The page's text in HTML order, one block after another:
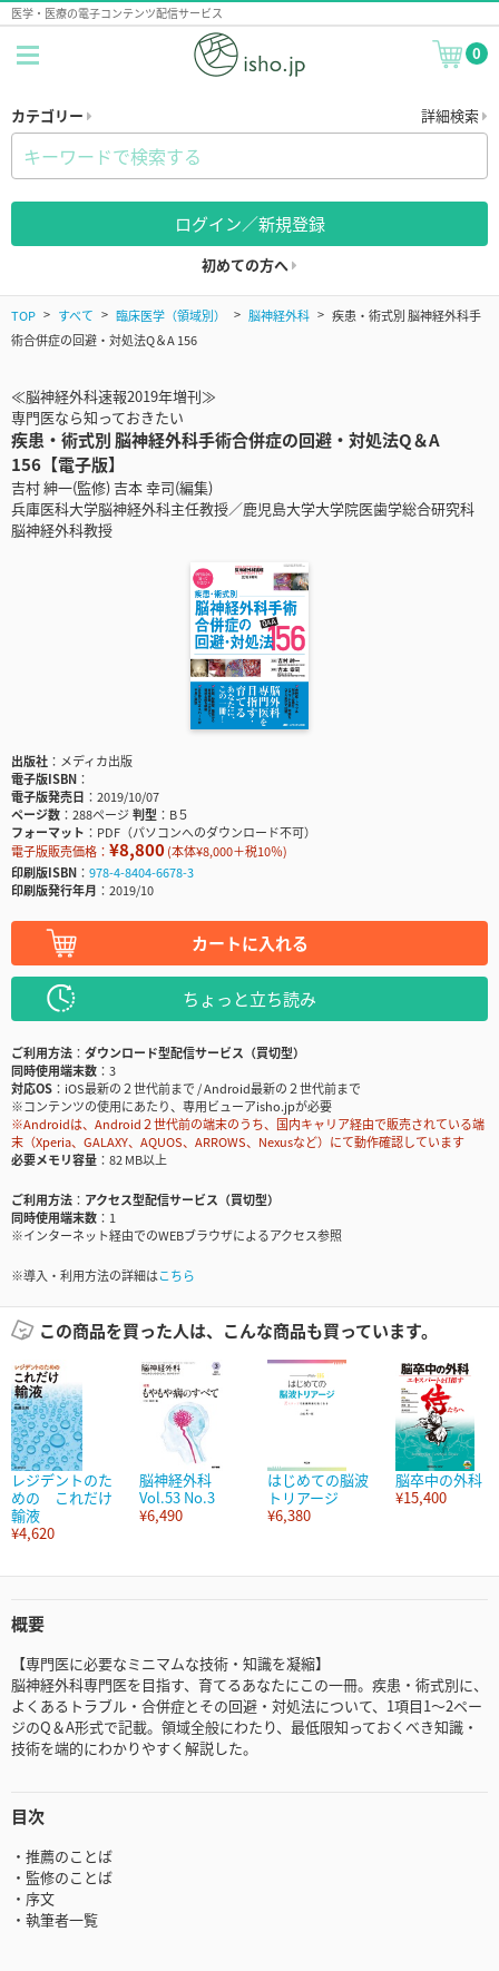
医学・医療の電子コンテンツ配信サービス
0
カテゴリー 詳細検索
ログイン／新規登録
初めての方へ
TOP すべて 臨床医学（領域別） 脳神経外科
疾患・術式別 脳神経外科手
術合併症の回避・対処法Q＆A 156
≪脳神経外科速報2019年増刊≫
専門医なら知っておきたい
疾患・術式別 脳神経外科手術合併症の回避・対処法Q＆A
156【電子版】
吉村 紳一(監修) 吉本 幸司(編集)
兵庫医科大学脳神経外科主任教授／鹿児島大学大学院医歯学総合研究科
脳神経外科教授
出版社
メディカ出版
電子版ISBN
電子版発売日
2019/10/07
ページ数
288ページ判型
B５
フォーマット
PDF（パソコンへのダウンロード不可）
電子版販売価格： ¥8,800(本体¥8,000＋税10％)
印刷版ISBN
978-4-8404-6678-3
印刷版発行年月
2019/10
カートに入れる
ちょっと立ち読み
ご利用方法
ダウンロード型配信サービス（買切型）
同時使用端末数
3
対応OS
iOS最新の２世代前まで / Android最新の２世代前まで
※コンテンツの使用にあたり、専用ビューアisho.jpが必要
※Androidは、Android２世代前の端末のうち、国内キャリア経由で販売されている端
末（Xperia、GALAXY、AQUOS、ARROWS、Nexusなど）にて動作確認しています
必要メモリ容量
82 MB以上
ご利用方法
アクセス型配信サービス（買切型）
同時使用端末数
1
※インターネット経由でのWEBブラウザによるアクセス参照
※導入・利用方法の詳細はこちら
この商品を買った人は、こんな商品も買っています。
レジデントのた
めの これだけ
輸液
¥4,620
脳神経外科
Vol.53 No.3
¥6,490
はじめての脳波
トリアージ
¥6,380
脳卒中の外科
¥15,400
概要
【専門医に必要なミニマムな技術・知識を凝縮】
脳神経外科専門医を目指す、育てるあなたにこの一冊。疾患・術式別に、
よくあるトラブル・合併症とその回避・対処法について、1項目1～2ペー
ジのQ＆A形式で記載。領域全般にわたり、最低限知っておくべき知識・
技術を端的にわかりやすく解説した。
目次
・推薦のことば
・監修のことば
・序文
・執筆者一覧